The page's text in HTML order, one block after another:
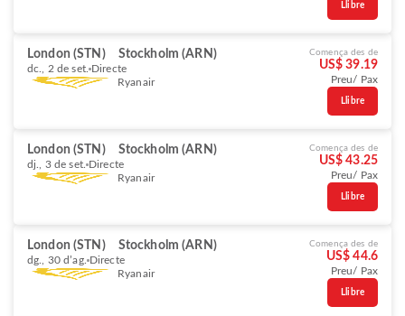
Llibre
London (STN) Stockholm (ARN)
dc., 2 de set. Directe
Ryanair
Comença des de
US$ 39.19
Preu/ Pax
Llibre
London (STN) Stockholm (ARN)
dj., 3 de set. Directe
Ryanair
Comença des de
US$ 43.25
Preu/ Pax
Llibre
London (STN) Stockholm (ARN)
dg., 30 d’ag. Directe
Ryanair
Comença des de
US$ 44.6
Preu/ Pax
Llibre